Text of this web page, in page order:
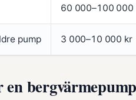
60 000–100 000
pump 3 000–10 000 kr